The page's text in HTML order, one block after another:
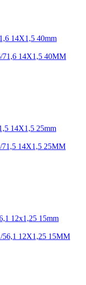
14X1,5 40MM
14X1,5 25MM
12X1,25 15MM